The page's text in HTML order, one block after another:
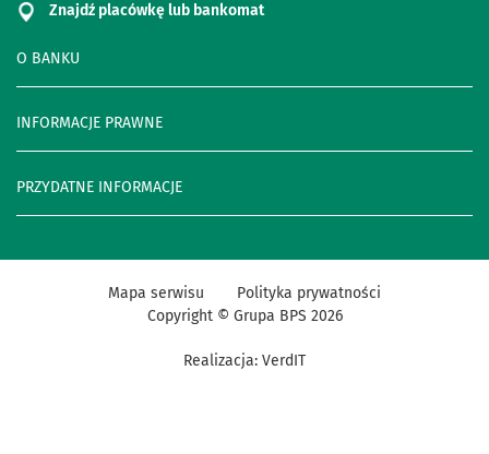
O BANKU
INFORMACJE PRAWNE
PRZYDATNE INFORMACJE
Znajdź placówkę lub bankomat
Realizacja: VerdIT
Mapa serwisu
Polityka prywatności
Copyright © Grupa BPS 2026